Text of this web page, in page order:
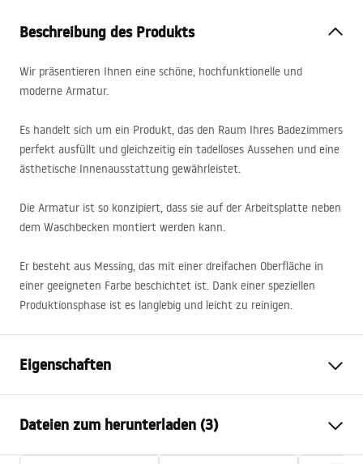
Beschreibung des Produkts
Wir präsentieren Ihnen eine schöne, hochfunktionelle und
moderne Armatur.
Es handelt sich um ein Produkt, das den Raum Ihres Badezimmers
perfekt ausfüllt und gleichzeitig ein tadelloses Aussehen und eine
ästhetische Innenausstattung gewährleistet.
Die Armatur ist so konzipiert, dass sie auf der Arbeitsplatte neben
dem Waschbecken montiert werden kann.
Er besteht aus Messing, das mit einer dreifachen Oberfläche in
einer geeigneten Farbe beschichtet ist. Dank einer speziellen
Produktionsphase ist es langlebig und leicht zu reinigen.
Eigenschaften
Montageart
Standarmatur
Farbe
Gebürsteter Stahl
Dateien zum herunterladen (3)